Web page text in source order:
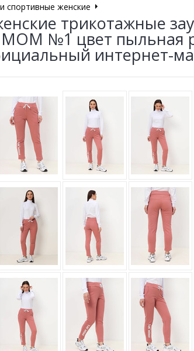
спортивные женские
трикотажные
№1 цвет пыльная
интернет-